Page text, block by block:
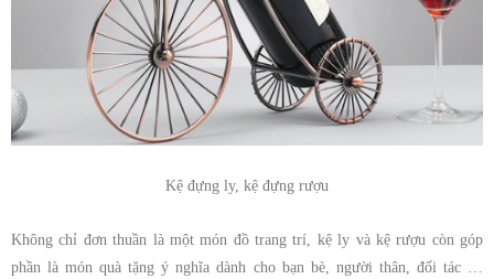
Kệ đựng ly, kệ đựng rượu
Không chỉ đơn thuần là một món đồ trang trí, kệ ly và kệ rượu còn góp
phần là món quà tặng ý nghĩa dành cho bạn bè, người thân, đối tác …